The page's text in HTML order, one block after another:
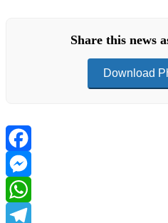
Share this news
Download
Facebook
Messenger
WhatsApp